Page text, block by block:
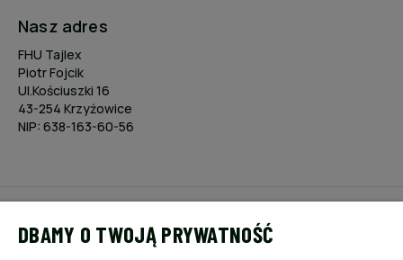
Nasz adres
FHU Tajlex
Piotr Fojcik
Ul.Kościuszki 16
43-254 Krzyżowice
NIP: 638-163-60-56
DBAMY O TWOJĄ PRYWATNOŚĆ